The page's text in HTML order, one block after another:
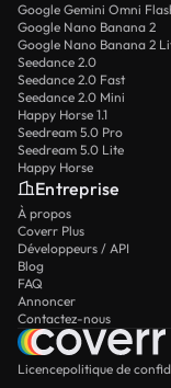
Google Gemini Omni
Google Nano Banana 2
Google Nano Banana 2
Seedance 2.0
Seedance 2.0 Fast
Seedance 2.0 Mini
Happy Horse 1.1
Seedream 5.0 Pro
Seedream 5.0 Lite
Happy Horse
Entreprise
À propos
Coverr Plus
Développeurs / API
Blog
FAQ
Annoncer
Contactez-nous
Licencepolitique de